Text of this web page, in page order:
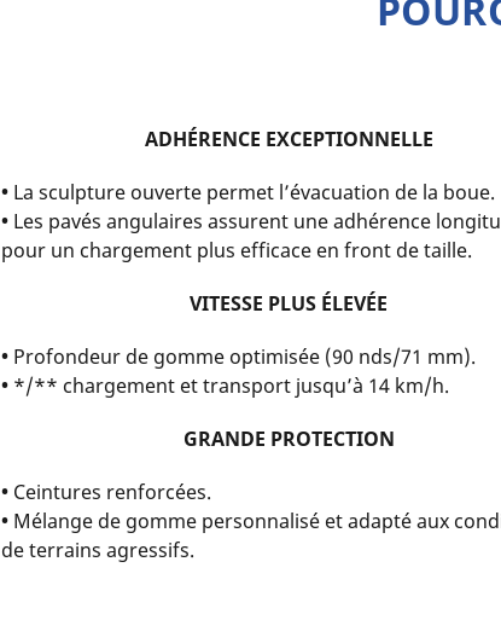
ADHÉRENCE EXCEPTIONNELLE
• La sculpture ouverte permet l’évacuation de la boue.
• Les pavés angulaires assurent une adhérence
pour un chargement plus efficace en front de taille.
VITESSE PLUS ÉLEVÉE
• Profondeur de gomme optimisée (90 nds/71 mm).
• */** chargement et transport jusqu’à 14 km/h.
GRANDE PROTECTION
• Ceintures renforcées.
• Mélange de gomme personnalisé et adapté aux
de terrains agressifs.